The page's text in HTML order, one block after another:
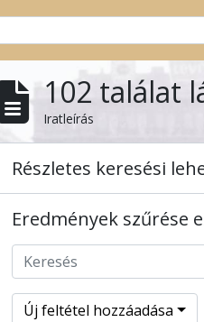
102 találat
Iratleírás
Részletes keresési
Eredmények szűrése
Új feltétel hozzáadása